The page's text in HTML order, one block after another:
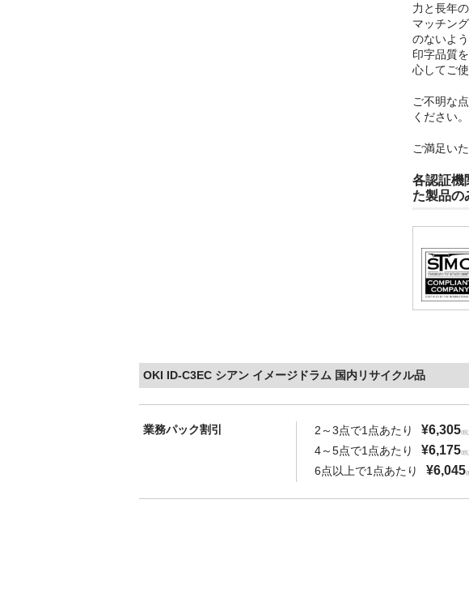
力と長年
マッチン
のないよ
印字品質
心してご
ご不明な
ください。
ご満足い
各認証機
た製品の
OKI ID-C3EC シアン イメージドラム 国内リサイクル品
業務パック割引 2～3点で1点あたり ¥6,305(税
4～5点で1点あたり ¥6,175(税
6点以上で1点あたり ¥6,045(